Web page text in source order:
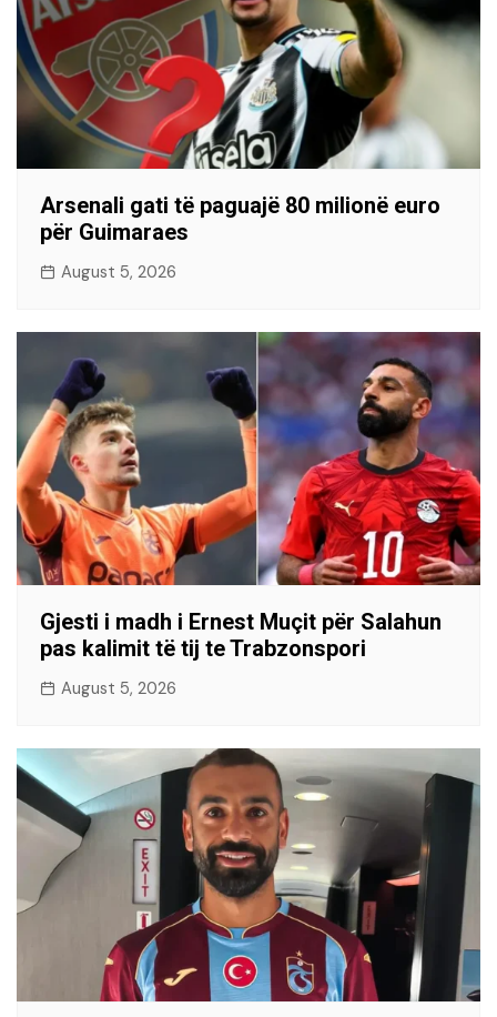
Arsenali gati të paguajë 80 milionë euro
për Guimaraes
August 5, 2026
Gjesti i madh i Ernest Muçit për Salahun
pas kalimit të tij te Trabzonspori
August 5, 2026